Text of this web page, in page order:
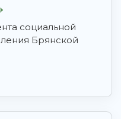
социальной
Брянской